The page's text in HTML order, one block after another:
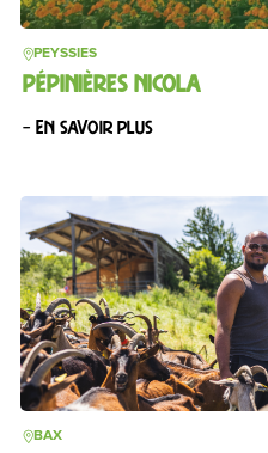
PEYSSIES
PÉPINIÈRES NICOLA
– En savoir plus
BAX